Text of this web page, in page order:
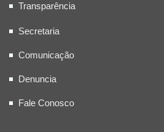
Transparência
Secretaria
Comunicação
Denuncia
Fale Conosco